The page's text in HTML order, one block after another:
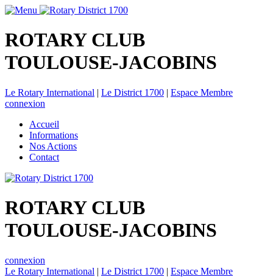
ROTARY CLUB
TOULOUSE-JACOBINS
Le Rotary International | Le District 1700 | Espace Membre
connexion
Accueil
Informations
Nos Actions
Contact
ROTARY CLUB
TOULOUSE-JACOBINS
connexion
Le Rotary International | Le District 1700 | Espace Membre